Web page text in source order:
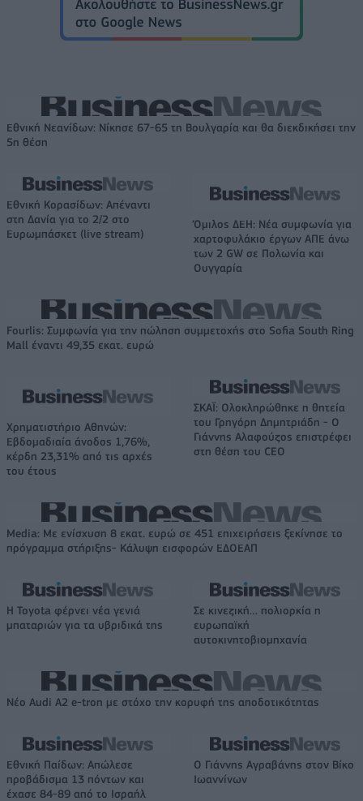
Εθνική Νεανίδων: Νίκησε 67-65 τη Βουλγαρία και θα διεκδικήσει την
5η θέση
Εθνική Κορασίδων: Απέναντι
στη Δανία για το 2/2 στο
Ευρωμπάσκετ (live stream)
Όμιλος ΔΕΗ: Νέα συμφωνία για
χαρτοφυλάκιο έργων ΑΠΕ άνω
των 2 GW σε Πολωνία και
Ουγγαρία
Fourlis: Συμφωνία για την πώληση συμμετοχής στο Sofia South Ring
Mall έναντι 49,35 εκατ. ευρώ
Χρηματιστήριο Αθηνών:
Εβδομαδιαία άνοδος 1,76%,
κέρδη 23,31% από τις αρχές
του έτους
ΣΚΑΪ: Ολοκληρώθηκε η θητεία
του Γρηγόρη Δημητριάδη - Ο
Γιάννης Αλαφούζος επιστρέφει
στη θέση του CEO
Media: Με ενίσχυση 8 εκατ. ευρώ σε 451 επιχειρήσεις ξεκίνησε το
πρόγραμμα στήριξης- Κάλυψη εισφορών ΕΔΟΕΑΠ
Η Toyota φέρνει νέα γενιά
μπαταριών για τα υβριδικά της
Σε κινεζική… πολιορκία η
ευρωπαϊκή
αυτοκινητοβιομηχανία
Νέο Audi A2 e-tron με στόχο την κορυφή της αποδοτικότητας
Εθνική Παίδων: Απώλεσε
προβάδισμα 13 πόντων και
έχασε 84-89 από το Ισραήλ
Ο Γιάννης Αγραβάνης στον Βίκο
Ιωαννίνων